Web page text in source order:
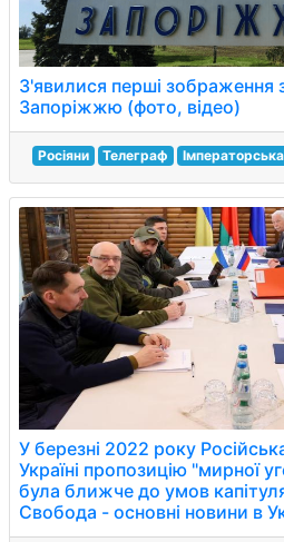
З'явилися перші зображення
Запоріжжю (фото, відео)
Росіяни Телеграф
У березні 2022 року
Україні пропозицію "мирної
була ближче до умов
Свобода - основні новини в